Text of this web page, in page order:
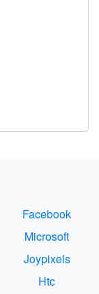
Facebook
Microsoft
Joypixels
Htc